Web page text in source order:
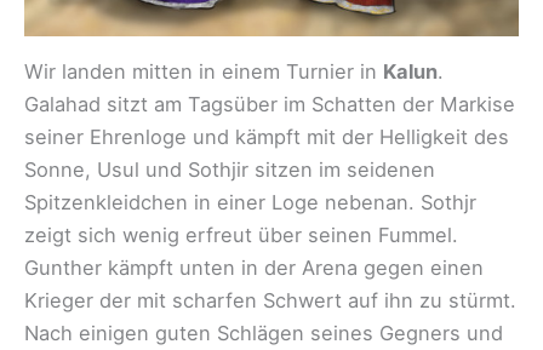
Wir landen mitten in einem Turnier in Kalun.
Galahad sitzt am Tagsüber im Schatten der Markise
seiner Ehrenloge und kämpft mit der Helligkeit des
Sonne, Usul und Sothjir sitzen im seidenen
Spitzenkleidchen in einer Loge nebenan. Sothjr
zeigt sich wenig erfreut über seinen Fummel.
Gunther kämpft unten in der Arena gegen einen
Krieger der mit scharfen Schwert auf ihn zu stürmt.
Nach einigen guten Schlägen seines Gegners und